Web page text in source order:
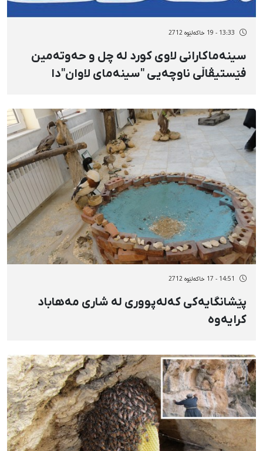
13:33 - 19 خاکەلێوه 2712
سینەماكارانی لاوی كورد لە چل و حەوتەمین
فێستیڤاڵی ناوچەیی "سینەمای لاوان"دا
14:51 - 17 خاکەلێوه 2712
پێشانگایەكی كەلەپووری لە شاری مەهاباد
كرایەوە